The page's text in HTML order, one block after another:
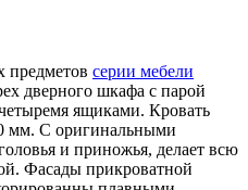
предметов серии мебели
дверного шкафа с парой
ящиками. Кровать
мм. С оригинальными
и приножья, делает всю
Фасады прикроватной